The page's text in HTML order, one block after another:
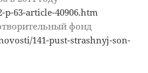
63-article-40906.htm
фонд
141-pust-strashnyj-son-